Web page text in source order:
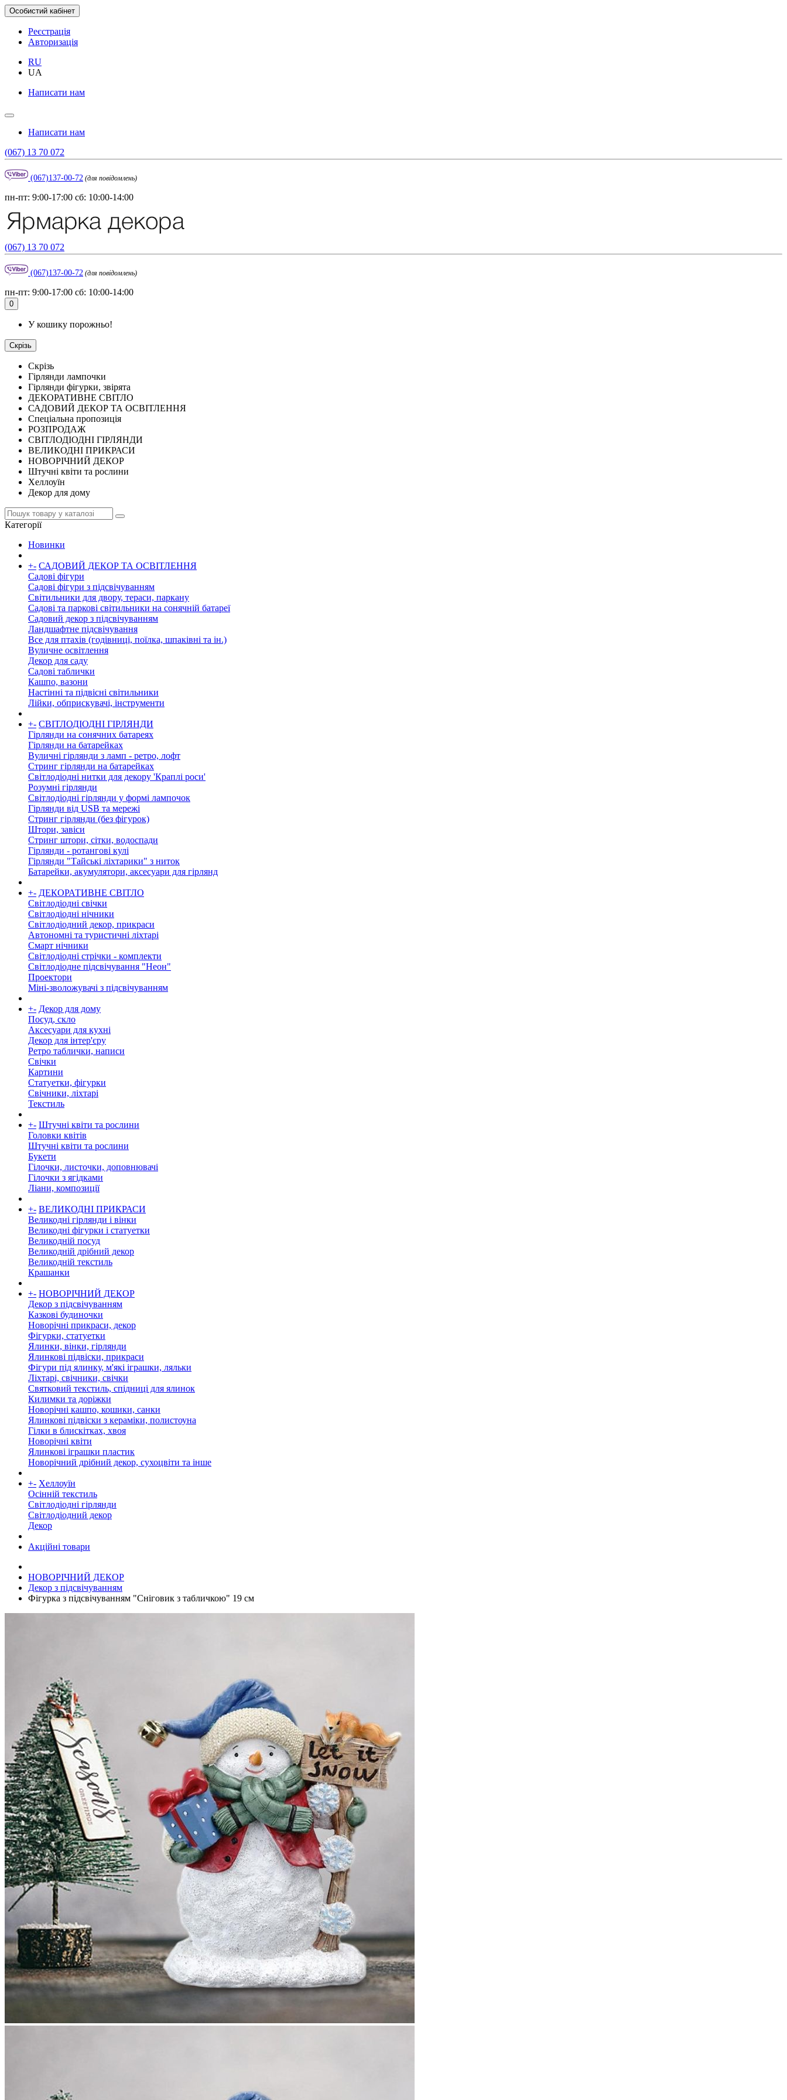
Особистий кабінет
Реєстрація
Авторизація
RU
UA
Написати нам
Написати нам
(067) 13 70 072
(067)137-00-72 (для повідомлень)
пн-пт: 9:00-17:00 сб: 10:00-14:00
(067) 13 70 072
(067)137-00-72 (для повідомлень)
пн-пт: 9:00-17:00 сб: 10:00-14:00
0
У кошику порожньо!
Скрізь
Скрізь
Гірлянди лампочки
Гірлянди фігурки, звірята
ДЕКОРАТИВНЕ СВІТЛО
САДОВИЙ ДЕКОР ТА ОСВІТЛЕННЯ
Спеціальна пропозиція
РОЗПРОДАЖ
СВІТЛОДІОДНІ ГІРЛЯНДИ
ВЕЛИКОДНІ ПРИКРАСИ
НОВОРІЧНИЙ ДЕКОР
Штучні квіти та рослини
Хеллоуїн
Декор для дому
Категорії
Новинки
+- САДОВИЙ ДЕКОР ТА ОСВІТЛЕННЯ
Садові фігури
Садові фігури з підсвічуванням
Світильники для двору, тераси, паркану
Садові та паркові світильники на сонячній батареї
Садовий декор з підсвічуванням
Ландшафтне підсвічування
Все для птахів (годівниці, поїлка, шпаківні та ін.)
Вуличне освітлення
Декор для саду
Садові таблички
Кашпо, вазони
Настінні та підвісні світильники
Лійки, обприскувачі, інструменти
+- СВІТЛОДІОДНІ ГІРЛЯНДИ
Гірлянди на сонячних батареях
Гірлянди на батарейках
Вуличні гірлянди з ламп - ретро, ​​лофт
Стринг гірлянди на батарейках
Світлодіодні нитки для декору 'Краплі роси'
Розумні гірлянди
Світлодіодні гірлянди у формі лампочок
Гірлянди від USB та мережі
Стринг гірлянди (без фігурок)
Штори, завіси
Стринг штори, сітки, водоспади
Гірлянди - ротангові кулі
Гірлянди "Тайські ліхтарики" з ниток
Батарейки, акумулятори, аксесуари для гірлянд
+- ДЕКОРАТИВНЕ СВІТЛО
Світлодіодні свічки
Світлодіодні нічники
Світлодіодний декор, прикраси
Автономні та туристичні ліхтарі
Смарт нічники
Світлодіодні стрічки - комплекти
Світлодіодне підсвічування "Неон"
Проектори
Міні-зволожувачі з підсвічуванням
+- Декор для дому
Посуд, скло
Аксесуари для кухні
Декор для інтер'єру
Ретро таблички, написи
Свічки
Картини
Статуетки, фігурки
Свічники, ліхтарі
Текстиль
+- Штучні квіти та рослини
Головки квітів
Штучні квіти та рослини
Букети
Гілочки, листочки, доповнювачі
Гілочки з ягідками
Ліани, композиції
+- ВЕЛИКОДНІ ПРИКРАСИ
Великодні гірлянди і вінки
Великодні фігурки і статуетки
Великодній посуд
Великодній дрібний декор
Великодній текстиль
Крашанки
+- НОВОРІЧНИЙ ДЕКОР
Декор з підсвічуванням
Казкові будиночки
Новорічні прикраси, декор
Фігурки, статуетки
Ялинки, вінки, гірлянди
Ялинкові підвіски, прикраси
Фігури під ялинку, м'які іграшки, ляльки
Ліхтарі, свічники, свічки
Святковий текстиль, спідниці для ялинок
Килимки та доріжки
Новорічні кашпо, кошики, санки
Ялинкові підвіски з кераміки, полистоуна
Гілки в блискітках, хвоя
Новорічні квіти
Ялинкові іграшки пластик
Новорічний дрібний декор, сухоцвіти та інше
+- Хеллоуїн
Осінній текстиль
Світлодіодні гірлянди
Світлодіодний декор
Декор
Акційні товари
НОВОРІЧНИЙ ДЕКОР
Декор з підсвічуванням
Фігурка з підсвічуванням "Сніговик з табличкою" 19 см